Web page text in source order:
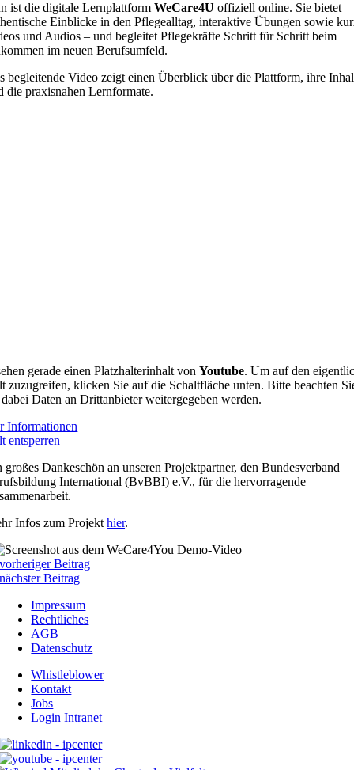
ist die digitale LernplattformWeCare4U offiziell online. Sie bietet
Einblicke in den Pflegealltag, interaktive Übungen sowie
und Audios – und begleitet Pflegekräfte Schritt für Schritt beim
im neuen Berufsumfeld.
begleitende Video zeigt einen Überblick über die Plattform, ihre
die praxisnahen Lernformate.
gerade einen Platzhalterinhalt vonYoutube. Um auf den
zuzugreifen, klicken Sie auf die Schaltfläche unten. Bitte beachten
dabei Daten an Drittanbieter weitergegeben werden.
Informationen
entsperren
großes Dankeschön an unseren Projektpartner, den Bundesverband
International (BvBBI) e.V., für die hervorragende
Infos zum Projekthier.
vorheriger Beitrag
nächster Beitrag
Impressum
Rechtliches
AGB
Datenschutz
Whistleblower
Kontakt
Jobs
Login Intranet